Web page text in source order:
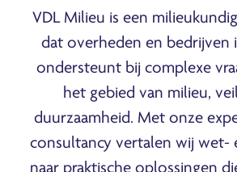
VDL Milieu is een
dat overheden en bedrijven
ondersteunt bij complexe
het gebied van milieu,
duurzaamheid. Met onze
consultancy vertalen wij wet-